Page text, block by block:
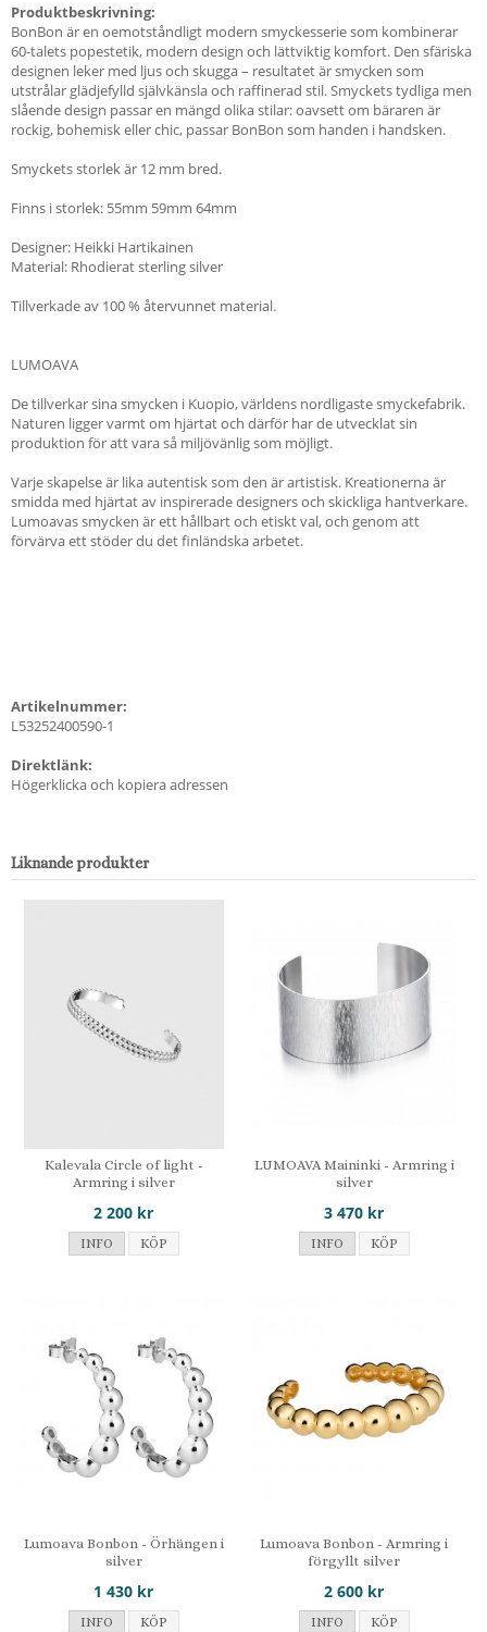
Produktbeskrivning:
BonBon är en oemotståndligt modern smyckesserie som kombinerar
60-talets popestetik, modern design och lättviktig komfort. Den sfäriska
designen leker med ljus och skugga – resultatet är smycken som
utstrålar glädjefylld självkänsla och raffinerad stil. Smyckets tydliga men
slående design passar en mängd olika stilar: oavsett om bäraren är
rockig, bohemisk eller chic, passar BonBon som handen i handsken.
Smyckets storlek är 12 mm bred.
Finns i storlek: 55mm 59mm 64mm
Designer: Heikki Hartikainen
Material: Rhodierat sterling silver
Tillverkade av 100 % återvunnet material.
LUMOAVA
De tillverkar sina smycken i Kuopio, världens nordligaste smyckefabrik.
Naturen ligger varmt om hjärtat och därför har de utvecklat sin
produktion för att vara så miljövänlig som möjligt.
Varje skapelse är lika autentisk som den är artistisk. Kreationerna är
smidda med hjärtat av inspirerade designers och skickliga hantverkare.
Lumoavas smycken är ett hållbart och etiskt val, och genom att
förvärva ett stöder du det finländska arbetet.
Artikelnummer:
L53252400590-1
Direktlänk:
Högerklicka och kopiera adressen
Liknande produkter
Kalevala Circle of light -
Armring i silver
2 200 kr
INFO KÖP
LUMOAVA Maininki - Armring i
silver
3 470 kr
INFO KÖP
Lumoava Bonbon - Örhängen i
silver
1 430 kr
INFO KÖP
Lumoava Bonbon - Armring i
förgyllt silver
2 600 kr
INFO KÖP